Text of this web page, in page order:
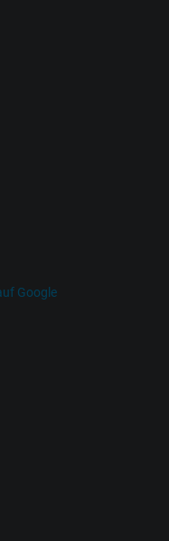
Tracking, Google LLC
Tracking-Service.
Google